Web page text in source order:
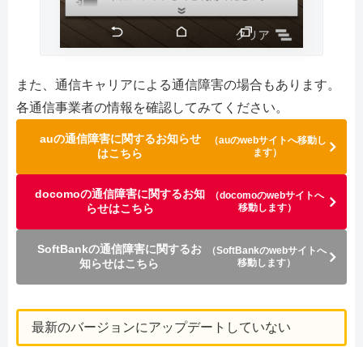
また、通信キャリアによる通信障害の場合もあります。
各通信事業者の情報を確認してみてください。
auの通信障害に関するお知らせ
はこちら
（auのwebサイトへ移動し
ます）
docomoの通信障害に関するお知
らせはこちら
（docomoのwebサイトへ
移動します）
SoftBankの通信障害に関するお
知らせはこちら
（SoftBankのwebサイトへ
移動します）
最新のバージョンにアップデートしていない